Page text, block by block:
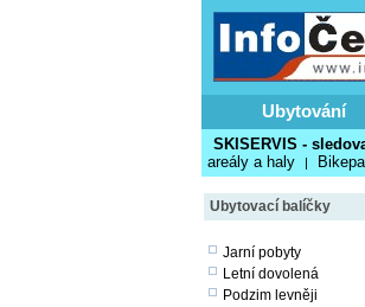
Ubytování
SKISERVIS -
areály a haly
|
Ubytovací balíčky
Jarní pobyty
Letní dovolená
Podzim levněji